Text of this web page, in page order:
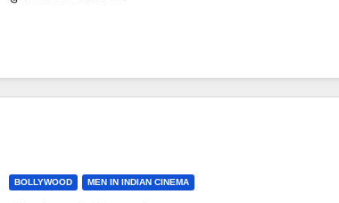
BOLLYWOOD MEN IN INDIAN CINEMA